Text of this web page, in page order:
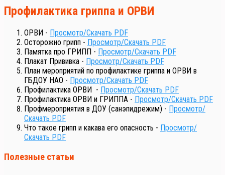
Профилактика гриппа и ОРВИ
ОРВИ - Просмотр/Скачать PDF
Осторожно грипп - Просмотр/Скачать PDF
Памятка про ГРИПП - Просмотр/Скачать PDF
Плакат Прививка - Просмотр/Скачать PDF
План мероприятий по профилактике гриппа и ОРВИ в
ГБДОУ НАО - Просмотр/Скачать PDF
Профилактика ОРВИ - Просмотр/Скачать PDF
Профилактика ОРВИ и ГРИППА - Просмотр/Скачать PDF
Профмероприятия в ДОУ (санэпидрежим) - Просмотр/
Скачать PDF
Что такое грипп и какава его опасность - Просмотр/
Скачать PDF
Полезные статьи